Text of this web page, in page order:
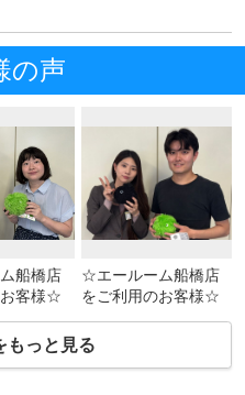
の声
船橋店
客様☆
☆エールーム船橋店
をご利用のお客様☆
もっと見る